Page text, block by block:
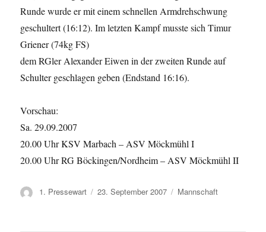
Runde wurde er mit einem schnellen Armdrehschwung
geschultert (16:12). Im letzten Kampf musste sich Timur
Griener (74kg FS)
dem RGler Alexander Eiwen in der zweiten Runde auf
Schulter geschlagen geben (Endstand 16:16).
Vorschau:
Sa. 29.09.2007
20.00 Uhr KSV Marbach – ASV Möckmühl I
20.00 Uhr RG Böckingen/Nordheim – ASV Möckmühl II
Autor
1. Pressewart
Veröffentlicht
23. September 2007 Kategorien
Mannschaft